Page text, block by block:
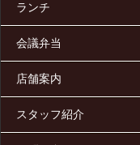
ランチ
会議弁当
店舗案内
スタッフ紹介